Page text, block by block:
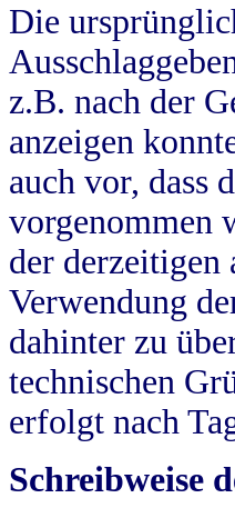
Die
z.B. nach der
anzeigen
auch vor, dass
vorgenommen
der derzeitigen
Verwendung
dahinter zu
technischen
erfolgt nach
Schreibweise